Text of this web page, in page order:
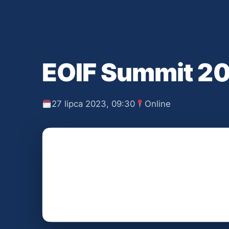
EOIF Summit
27 lipca 2023, 09:30 Online